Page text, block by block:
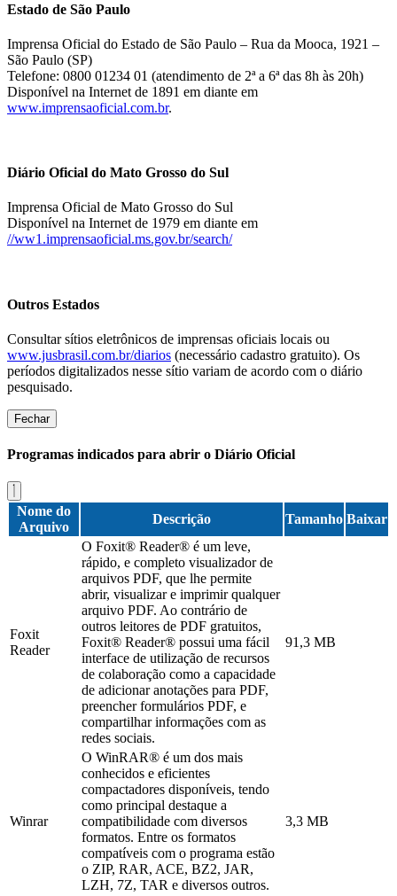
Estado de São Paulo
Imprensa Oficial do Estado de São Paulo – Rua da Mooca, 1921 –
São Paulo (SP)
Telefone: 0800 01234 01 (atendimento de 2ª a 6ª das 8h às 20h)
Disponível na Internet de 1891 em diante em
www.imprensaoficial.com.br.
Diário Oficial do Mato Grosso do Sul
Imprensa Oficial de Mato Grosso do Sul
Disponível na Internet de 1979 em diante em
//ww1.imprensaoficial.ms.gov.br/search/
Outros Estados
Consultar sítios eletrônicos de imprensas oficiais locais ou
www.jusbrasil.com.br/diarios (necessário cadastro gratuito). Os
períodos digitalizados nesse sítio variam de acordo com o diário
pesquisado.
Fechar
Programas indicados para abrir o Diário Oficial
Nome do
Arquivo
Descrição Tamanho Baixar
Foxit
Reader
O Foxit® Reader® é um leve,
rápido, e completo visualizador de
arquivos PDF, que lhe permite
abrir, visualizar e imprimir qualquer
arquivo PDF. Ao contrário de
outros leitores de PDF gratuitos,
Foxit® Reader® possui uma fácil
interface de utilização de recursos
de colaboração como a capacidade
de adicionar anotações para PDF,
preencher formulários PDF, e
compartilhar informações com as
redes sociais.
91,3 MB
Winrar
O WinRAR® é um dos mais
conhecidos e eficientes
compactadores disponíveis, tendo
como principal destaque a
compatibilidade com diversos
formatos. Entre os formatos
compatíveis com o programa estão
o ZIP, RAR, ACE, BZ2, JAR,
LZH, 7Z, TAR e diversos outros.
3,3 MB